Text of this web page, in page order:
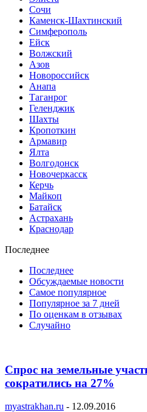
Сочи
Каменск-Шахтинский
Симферополь
Ейск
Волжский
Азов
Новороссийск
Анапа
Таганрог
Геленджик
Шахты
Кропоткин
Армавир
Ялта
Волгодонск
Новочеркасск
Керчь
Майкоп
Батайск
Астрахань
Краснодар
Последнее
Последнее
Обсуждаемые новости
Самое популярное
Популярное за 7 дней
По оценкам в отзывах
Случайно
Спрос на земельные
сократились на 27%
myastrakhan.ru - 12.09.2016